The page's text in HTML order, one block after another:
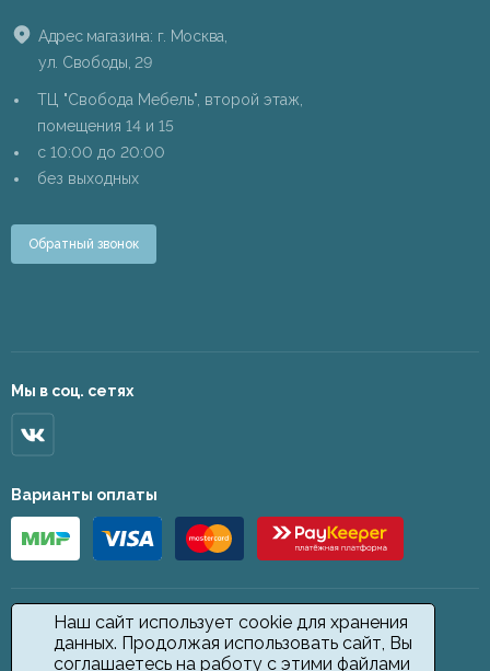
Наш сайт использует cookie для хранения
данных. Продолжая использовать сайт, Вы
соглашаетесь на работу с этими файлами
Адрес магазина: г. Москва,
ул. Свободы, 29
ТЦ "Свобода Мебель", второй этаж,
помещения 14 и 15
c 10:00 до 20:00
без выходных
Обратный звонок
Мы в соц. сетях
Варианты оплаты